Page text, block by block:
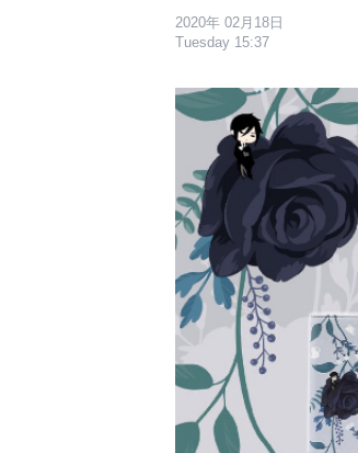
2020年 02月18日
Tuesday 15:37